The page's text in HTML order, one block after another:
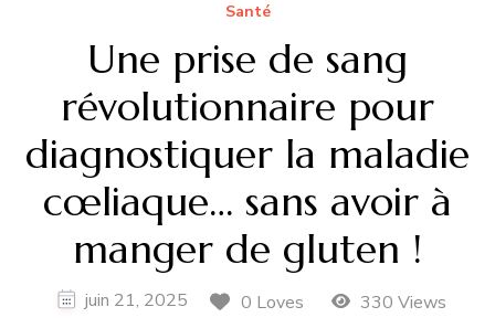
Santé
Une prise de sang
révolutionnaire pour
diagnostiquer la maladie
cœliaque… sans avoir à
manger de gluten !
juin 21, 2025 0 Loves 330 Views